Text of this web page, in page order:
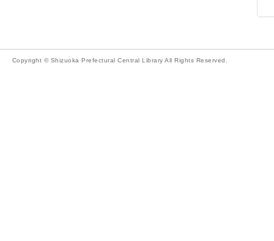
Copyright © Shizuoka Prefectural Central Library All Rights Reserved.